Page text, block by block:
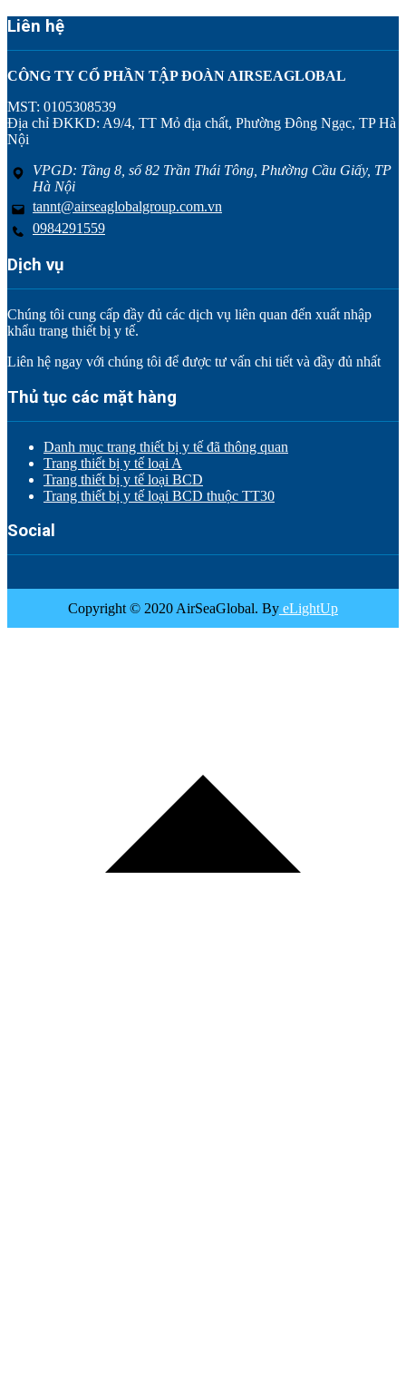
Liên hệ
CÔNG TY CỔ PHẦN TẬP ĐOÀN AIRSEAGLOBAL
MST: 0105308539
Địa chỉ ĐKKD: A9/4, TT Mỏ địa chất, Phường Đông Ngạc, TP Hà
Nội
VPGD: Tầng 8, số 82 Trần Thái Tông, Phường Cầu Giấy, TP
Hà Nội
tannt@airseaglobalgroup.com.vn
0984291559
Dịch vụ
Chúng tôi cung cấp đầy đủ các dịch vụ liên quan đến xuất nhập
khẩu trang thiết bị y tế.
Liên hệ ngay với chúng tôi để được tư vấn chi tiết và đầy đủ nhất
Thủ tục các mặt hàng
Danh mục trang thiết bị y tế đã thông quan
Trang thiết bị y tế loại A
Trang thiết bị y tế loại BCD
Trang thiết bị y tế loại BCD thuộc TT30
Social
Copyright © 2020 AirSeaGlobal. By eLightUp